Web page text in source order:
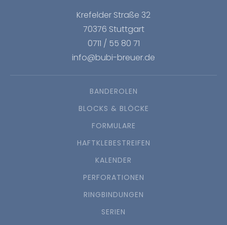
Krefelder Straße 32
70376 Stuttgart
0711 / 55 80 71
info@bubi-breuer.de
BANDEROLEN
BLOCKS & BLÖCKE
FORMULARE
HAFTKLEBESTREIFEN
KALENDER
PERFORATIONEN
RINGBINDUNGEN
SERIEN